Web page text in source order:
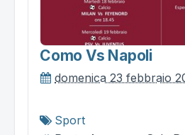
Como Vs Napoli
domenica 23 febbraio
Sport